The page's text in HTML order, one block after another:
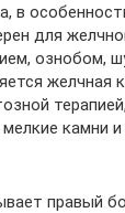
в
для
ознобом,
желчная
камни и
правый